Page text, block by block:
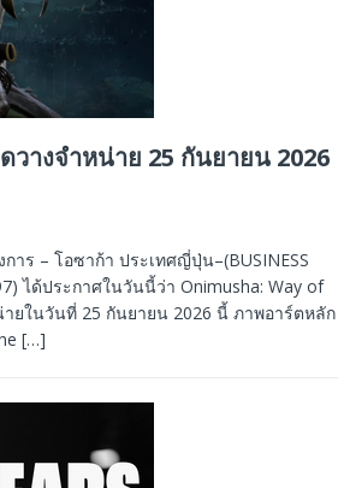
างจำหน่าย 25 กันยายน 2026
าร – โอซาก้า ประเทศญี่ปุ่น–(BUSINESS
ได้ประกาศในวันนี้ว่า Onimusha: Way of
ยในวันที่ 25 กันยายน 2026 นี้ ภาพอาร์ตหลัก
[…]